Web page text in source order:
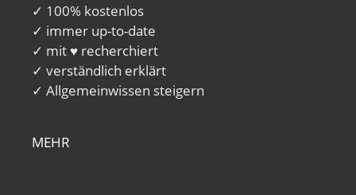
✓ 100% kostenlos
✓ immer up-to-date
✓ mit ♥ recherchiert
✓ verständlich erklärt
✓ Allgemeinwissen steigern
MEHR